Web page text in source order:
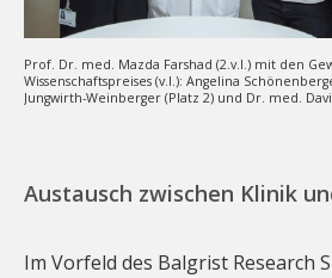
Prof. Dr. med. Mazda Farshad (2.v.l.) mit den
Wissenschaftspreises (v.l.): Angelina
Jungwirth-Weinberger (Platz 2) und Dr. med.
Austausch zwischen Klinik
Im Vorfeld des Balgrist Research